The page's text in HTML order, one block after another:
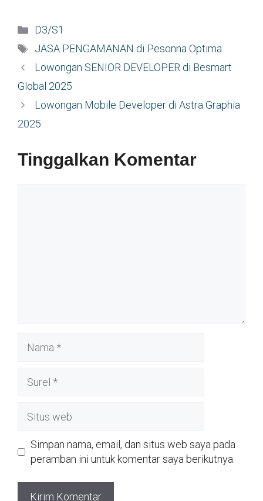
Kategori
D3/S1
Tag
JASA PENGAMANAN di Pesonna Optima
Lowongan SENIOR DEVELOPER di Besmart
Global 2025
Lowongan Mobile Developer di Astra Graphia
2025
Tinggalkan Komentar
web
Simpan nama, email, dan situs web saya pada
peramban ini untuk komentar saya berikutnya.